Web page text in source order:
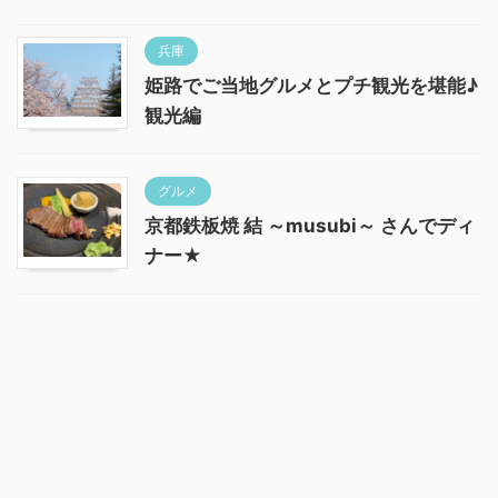
兵庫
姫路でご当地グルメとプチ観光を堪能♪
観光編
グルメ
京都鉄板焼 結 ～musubi～ さんでディ
ナー★